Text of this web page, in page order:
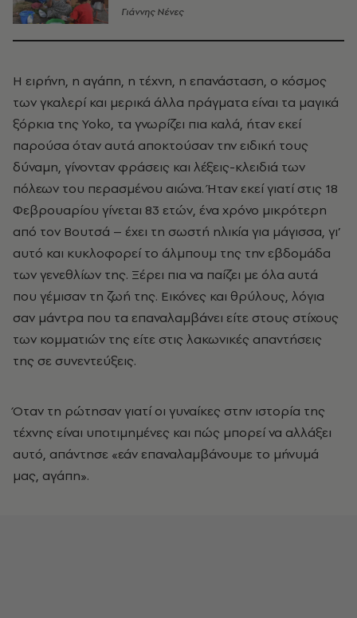
Γιάννης Νένες
Η ειρήνη, η αγάπη, η τέχνη, η επανάσταση, ο κόσμος
των γκαλερί και μερικά άλλα πράγματα είναι τα μαγικά
ξόρκια της Yoko, τα γνωρίζει πια καλά, ήταν εκεί
παρούσα όταν αυτά αποκτούσαν την ειδική τους
δύναμη, γίνονταν φράσεις και λέξεις-κλειδιά των
πόλεων του περασμένου αιώνα. Ήταν εκεί γιατί στις 18
Φεβρουαρίου γίνεται 83 ετών, ένα χρόνο μικρότερη
από τον Βουτσά – έχει τη σωστή ηλικία για μάγισσα, γι’
αυτό και κυκλοφορεί το άλμπουμ της την εβδομάδα
των γενεθλίων της. Ξέρει πια να παίζει με όλα αυτά
που γέμισαν τη ζωή της. Εικόνες και θρύλους, λόγια
σαν μάντρα που τα επαναλαμβάνει είτε στους στίχους
των κομματιών της είτε στις λακωνικές απαντήσεις
της σε συνεντεύξεις.
Όταν τη ρώτησαν γιατί οι γυναίκες στην ιστορία της
τέχνης είναι υποτιμημένες και πώς μπορεί να αλλάξει
αυτό, απάντησε «εάν επαναλαμβάνουμε το μήνυμά
μας, αγάπη».